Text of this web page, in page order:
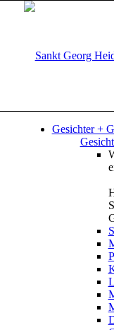
Gesichter +